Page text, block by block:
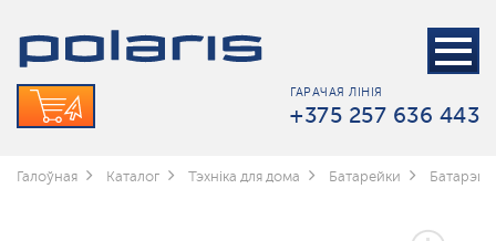
ГАРАЧАЯ ЛІНІЯ
+375 257 636 443
Галоўная Каталог Тэхніка для дома Батарейки